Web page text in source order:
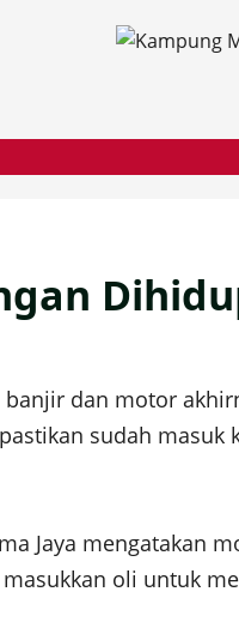
dan motor
sudah
Jaya
oli untuk